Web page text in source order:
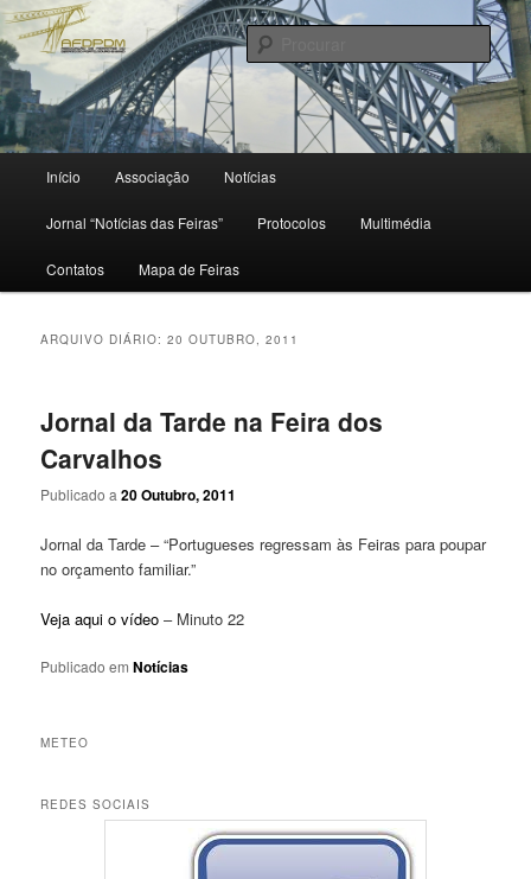
Saltar
para
o
conteúdo
primário
Saltar
para
o
conteúdo
secundário
principal
Início Associação Notícias
Jornal “Notícias das Feiras” Protocolos Multimédia
Contatos Mapa de Feiras
ARQUIVO DIÁRIO:20 OUTUBRO, 2011
Jornal da Tarde na Feira dos
Carvalhos
Publicado a20 Outubro, 2011
Jornal da Tarde – “Portugueses regressam às Feiras para poupar
no orçamento familiar.”
Veja aqui o vídeo – Minuto 22
Publicado em Notícias
METEO
REDES SOCIAIS